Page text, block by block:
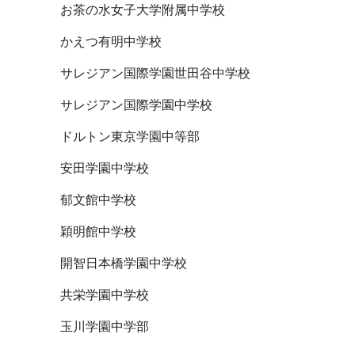
お茶の水女子大学附属中学校
かえつ有明中学校
サレジアン国際学園世田谷中学校
サレジアン国際学園中学校
ドルトン東京学園中等部
安田学園中学校
郁文館中学校
穎明館中学校
開智日本橋学園中学校
共栄学園中学校
玉川学園中学部